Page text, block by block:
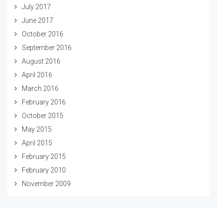
July 2017
June 2017
October 2016
September 2016
August 2016
April 2016
March 2016
February 2016
October 2015
May 2015
April 2015
February 2015
February 2010
November 2009